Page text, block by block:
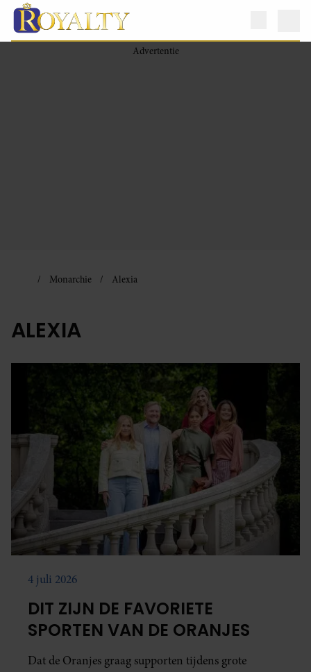
Monarchie Alexia
ALEXIA
4 juli 2026
DIT ZIJN DE FAVORIETE
SPORTEN VAN DE ORANJES
Dat de Oranjes graag supporten tijdens grote